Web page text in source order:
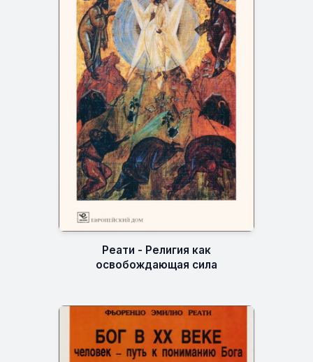
Реати - Религия как
освобождающая сила